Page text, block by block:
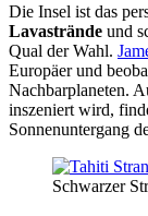
Die Insel ist das
Lavastrände und
Qual der Wahl.
Europäer und
Nachbarplaneten.
inszeniert wird,
Sonnenuntergang
Schwarzer